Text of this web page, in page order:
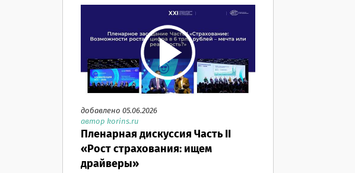
добавлено 05.06.2026
автор korins.ru
Пленарная дискуссия Часть II
«Рост страхования: ищем
драйверы»